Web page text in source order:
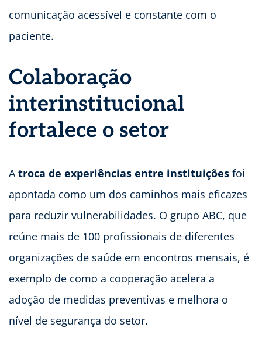
comunicação acessível e constante com o
paciente.
Colaboração
interinstitucional
fortalece o setor
Atroca de experiências entre instituições foi
apontada como um dos caminhos mais eficazes
para reduzir vulnerabilidades. O grupo ABC, que
reúne mais de 100 profissionais de diferentes
organizações de saúde em encontros mensais, é
exemplo de como a cooperação acelera a
adoção de medidas preventivas e melhora o
nível de segurança do setor.